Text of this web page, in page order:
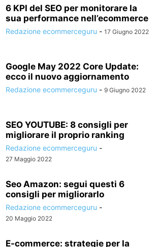
6 KPI del SEO per monitorare la
sua performance nell’ecommerce
Redazione ecommerceguru - 17 Giugno 2022
Google May 2022 Core Update:
ecco il nuovo aggiornamento
Redazione ecommerceguru - 9 Giugno 2022
SEO YOUTUBE: 8 consigli per
migliorare il proprio ranking
Redazione ecommerceguru -
27 Maggio 2022
Seo Amazon: segui questi 6
consigli per migliorarlo
Redazione ecommerceguru -
20 Maggio 2022
E-commerce: strategie per la